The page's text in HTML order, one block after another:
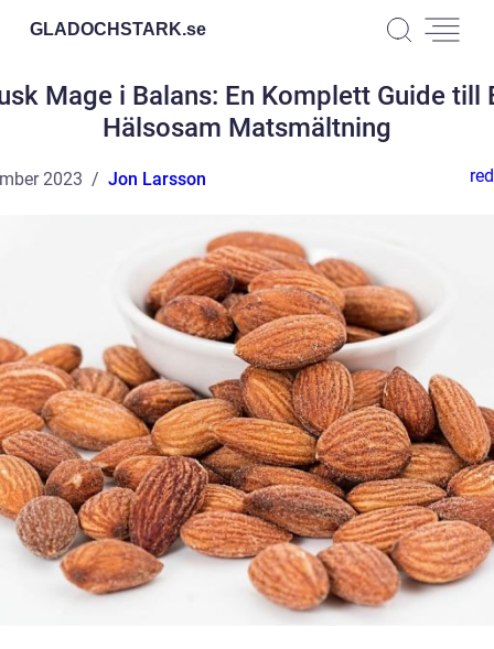
GLADOCHSTARK.se
Mage i Balans: En Komplett Guide till
Hälsosam Matsmältning
2023 Jon Larsson